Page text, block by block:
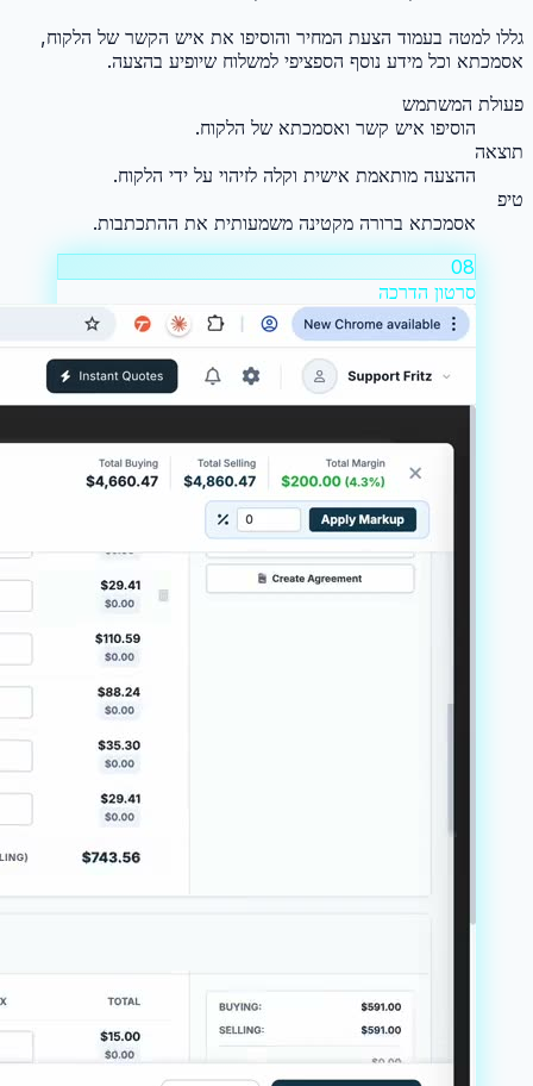
גללו למטה בעמוד הצעת המחיר והוסיפו את איש הקשר של הלקוח,
אסמכתא וכל מידע נוסף הספציפי למשלוח שיופיע בהצעה.
פעולת המשתמש
הוסיפו איש קשר ואסמכתא של הלקוח.
תוצאה
ההצעה מותאמת אישית וקלה לזיהוי על ידי הלקוח.
טיפ
אסמכתא ברורה מקטינה משמעותית את ההתכתבות.
08
סרטון הדרכה